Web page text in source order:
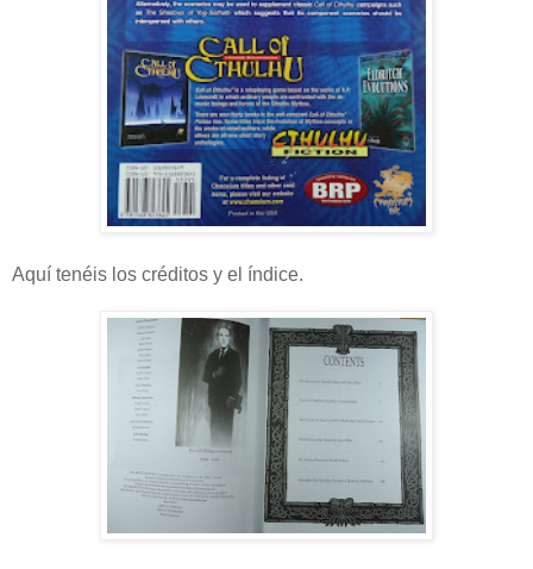
Aquí tenéis los créditos y el índice.